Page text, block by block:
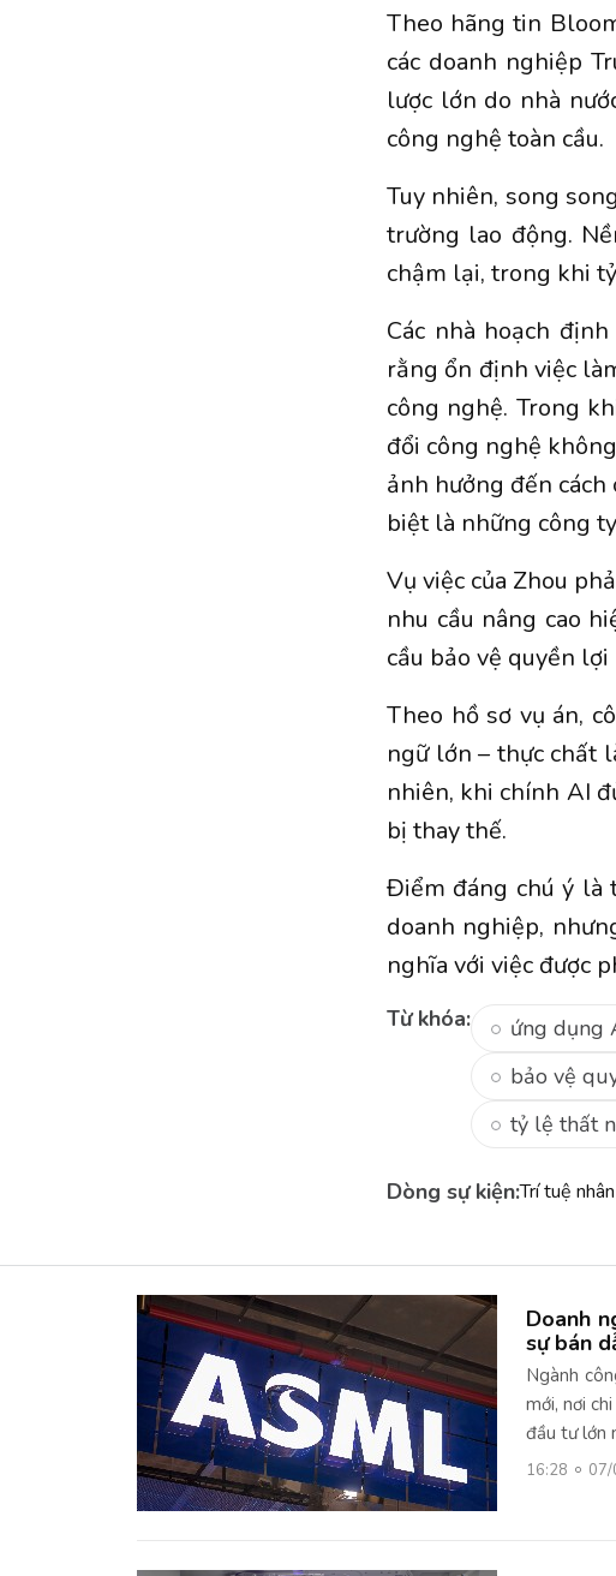
Theo hãng tin
các doanh nghiệp
lược lớn do nhà
công nghệ toàn cầu.
Tuy nhiên, song
trường lao động.
chậm lại, trong khi
Các nhà hoạch
rằng ổn định việc
công nghệ. Trong
đổi công nghệ
ảnh hưởng đến
biệt là những công
Vụ việc của Zhou
nhu cầu nâng cao
cầu bảo vệ quyền
Theo hồ sơ vụ án,
ngữ lớn – thực chất
nhiên, khi chính AI
bị thay thế.
Điểm đáng chú ý là
doanh nghiệp,
nghĩa với việc được
Từ khóa: ứng dụng
bảo vệ
tỷ lệ thất
Dòng sự kiện:Trí tuệ
Doanh
sự bán
Ngành
mới, nơi
đầu tư lớn
16:28